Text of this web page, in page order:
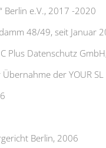
Berlin e.V., 2017 -2020
48/49, seit Januar
Plus Datenschutz
der YOUR
Berlin, 2006